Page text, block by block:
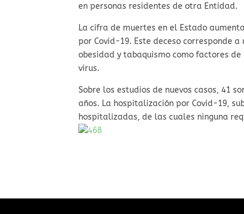
en personas residentes de otra Entidad.
La cifra de muertes en el Estado
por Covid-19. Este deceso corresponde
obesidad y tabaquismo como factores
virus.
Sobre los estudios de nuevos casos, 41
años. La hospitalización por Covid-19,
hospitalizadas, de las cuales ninguna